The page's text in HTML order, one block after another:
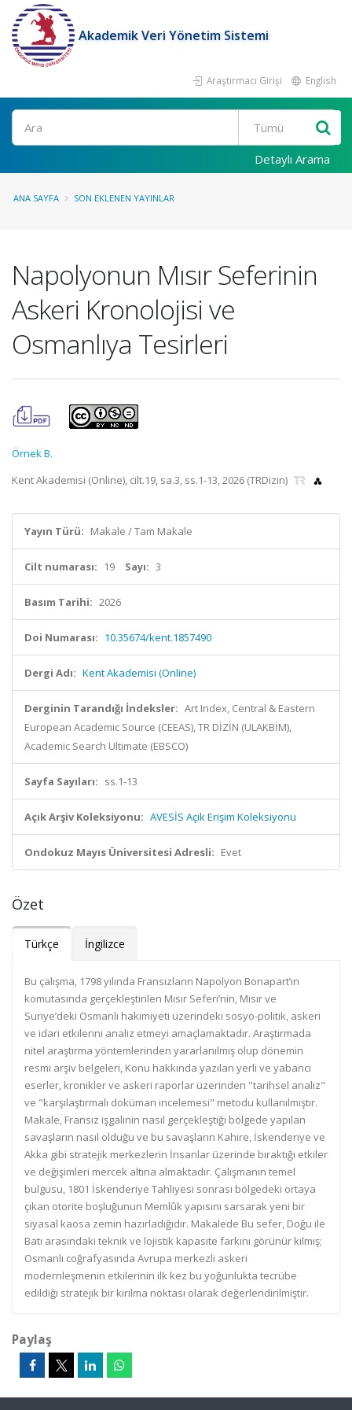
Akademik Veri Yönetim Sistemi
Araştırmacı Girişi English
Ara
Detaylı Arama
ANA SAYFA SON EKLENEN YAYINLAR
Napolyonun Mısır Seferinin
Askeri Kronolojisi ve
Osmanlıya Tesirleri
Örnek B.
Kent Akademisi (Online), cilt.19, sa.3, ss.1-13, 2026 (TRDizin)
Yayın Türü: Makale / Tam Makale
Cilt numarası: 19 Sayı: 3
Basım Tarihi: 2026
Doi Numarası: 10.35674/kent.1857490
Dergi Adı: Kent Akademisi (Online)
Derginin Tarandığı İndeksler: Art Index, Central & Eastern
European Academic Source (CEEAS), TR DİZİN (ULAKBİM),
Academic Search Ultimate (EBSCO)
Sayfa Sayıları: ss.1-13
Açık Arşiv Koleksiyonu: AVESİS Açık Erişim Koleksiyonu
Ondokuz Mayıs Üniversitesi Adresli: Evet
Özet
Türkçe İngilizce
Bu çalışma, 1798 yılında Fransızların Napolyon Bonapart’ın
komutasında gerçekleştirilen Mısır Seferi’nin, Mısır ve
Suriye’deki Osmanlı hakimiyeti üzerindeki sosyo-politik, askeri
ve idari etkilerini analiz etmeyi amaçlamaktadır. Araştırmada
nitel araştırma yöntemlerinden yararlanılmış olup dönemin
resmi arşiv belgeleri, Konu hakkında yazılan yerli ve yabancı
eserler, kronikler ve askeri raporlar üzerinden "tarihsel analiz"
ve "karşılaştırmalı doküman incelemesi" metodu kullanılmıştır.
Makale, Fransız işgalinin nasıl gerçekleştiği bölgede yapılan
savaşların nasıl olduğu ve bu savaşların Kahire, İskenderiye ve
Akka gibi stratejik merkezlerin İnsanlar üzerinde bıraktığı etkiler
ve değişimleri mercek altına almaktadır. Çalışmanın temel
bulgusu, 1801 İskenderiye Tahliyesi sonrası bölgedeki ortaya
çıkan otorite boşluğunun Memlûk yapısını sarsarak yeni bir
siyasal kaosa zemin hazırladığıdır. Makalede Bu sefer, Doğu ile
Batı arasındaki teknik ve lojistik kapasite farkını görünür kılmış;
Osmanlı coğrafyasında Avrupa merkezli askeri
modernleşmenin etkilerinin ilk kez bu yoğunlukta tecrübe
edildiği stratejik bir kırılma noktası olarak değerlendirilmiştir.
Paylaş